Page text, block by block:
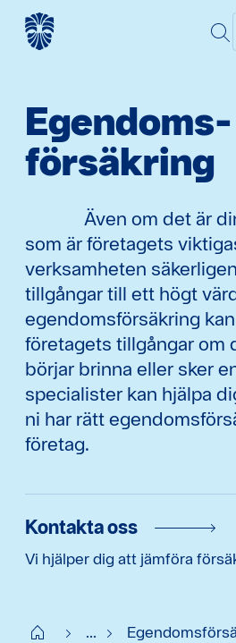
Egendoms­
försäkring
Även om det är
som är företagets
verksamheten
tillgångar till ett högt
egendomsförsäkring
företagets tillgångar om
börjar brinna eller sker
specialister kan hjälpa
ni har rätt
företag.
Kontakta oss
Vi hjälper dig att jämföra
Start ...